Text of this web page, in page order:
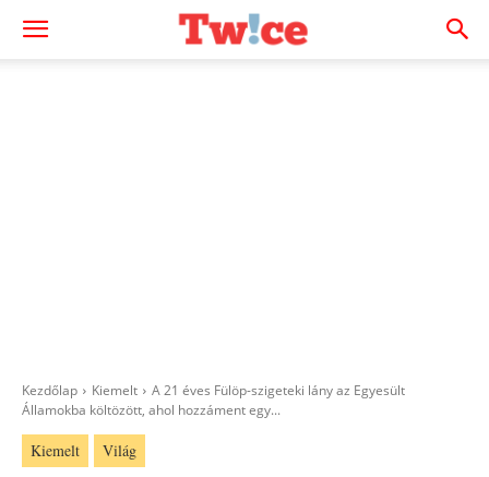
Kezdőlap Kiemelt
A 21 éves Fülöp-szigeteki lány az Egyesült
Államokba költözött, ahol hozzáment egy...
Kiemelt Világ